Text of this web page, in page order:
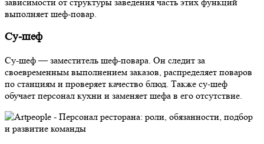
выполняет шеф-повар.
Су-шеф
Су-шеф — заместитель шеф-повара. Он следит за
своевременным выполнением заказов, распределяет поваров
по станциям и проверяет качество блюд. Также су-шеф
обучает персонал кухни и заменяет шефа в его отсутствие.